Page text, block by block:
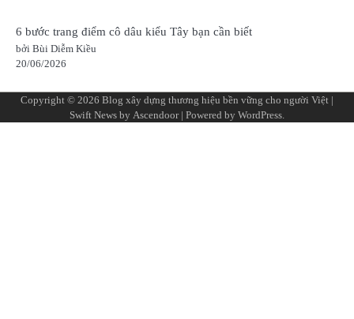
6 bước trang điểm cô dâu kiểu Tây bạn cần biết
bởi Bùi Diễm Kiều
20/06/2026
Copyright © 2026 Blog xây dựng thương hiệu bền vững cho người Việt |
Swift News by Ascendoor| Powered by WordPress